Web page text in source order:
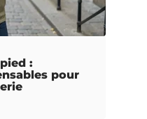
:
pour